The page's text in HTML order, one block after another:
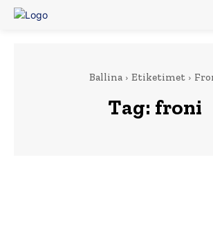
Ballina Etiketimet
Tag: froni